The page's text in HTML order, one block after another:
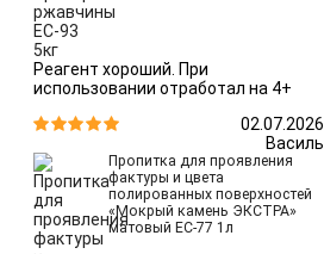
Реагент хороший. При
использовании отработал на 4+


02.07.2026
Василь
Пропитка для проявления
фактуры и цвета
полированных поверхностей
«Мокрый камень ЭКСТРА»
матовый ЕС-77 1л